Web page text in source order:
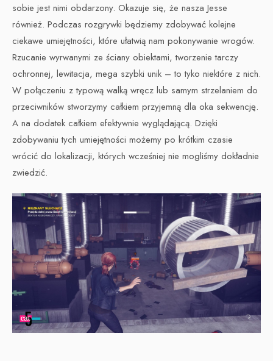
sobie jest nimi obdarzony. Okazuje się, że nasza Jesse
również. Podczas rozgrywki będziemy zdobywać kolejne
ciekawe umiejętności, które ułatwią nam pokonywanie wrogów.
Rzucanie wyrwanymi ze ściany obiektami, tworzenie tarczy
ochronnej, lewitacja, mega szybki unik – to tyko niektóre z nich.
W połączeniu z typową walką wręcz lub samym strzelaniem do
przeciwników stworzymy całkiem przyjemną dla oka sekwencję.
A na dodatek całkiem efektywnie wyglądającą. Dzięki
zdobywaniu tych umiejętności możemy po krótkim czasie
wrócić do lokalizacji, których wcześniej nie mogliśmy dokładnie
zwiedzić.